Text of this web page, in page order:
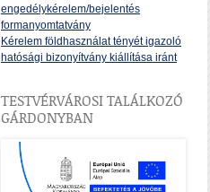
engedélykérelem/bejelentés
formanyomtatvány
Kérelem földhasználat tényét igazoló
hatósági bizonyítvány kiállítása iránt
TESTVÉRVÁROSI TALÁLKOZÓ
GÁRDONYBAN